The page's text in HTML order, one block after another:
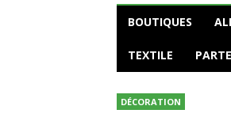
BOUTIQUES
TEXTILE
DÉCORATION